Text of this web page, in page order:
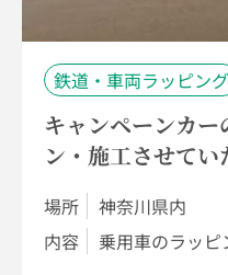
鉄道・車両ラッピング
キャンペーンカー
ン・施工させてい
場所
神奈川県内
内容
乗用車のラッピ